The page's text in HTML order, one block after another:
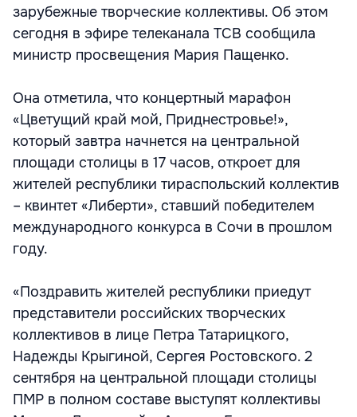
зарубежные творческие коллективы. Об этом
сегодня в эфире телеканала ТСВ сообщила
министр просвещения Мария Пащенко.
Она отметила, что концертный марафон
«Цветущий край мой, Приднестровье!»,
который завтра начнется на центральной
площади столицы в 17 часов, откроет для
жителей республики тираспольский коллектив
– квинтет «Либерти», ставший победителем
международного конкурса в Сочи в прошлом
году.
«Поздравить жителей республики приедут
представители российских творческих
коллективов в лице Петра Татарицкого,
Надежды Крыгиной, Сергея Ростовского. 2
сентября на центральной площади столицы
ПМР в полном составе выступят коллективы